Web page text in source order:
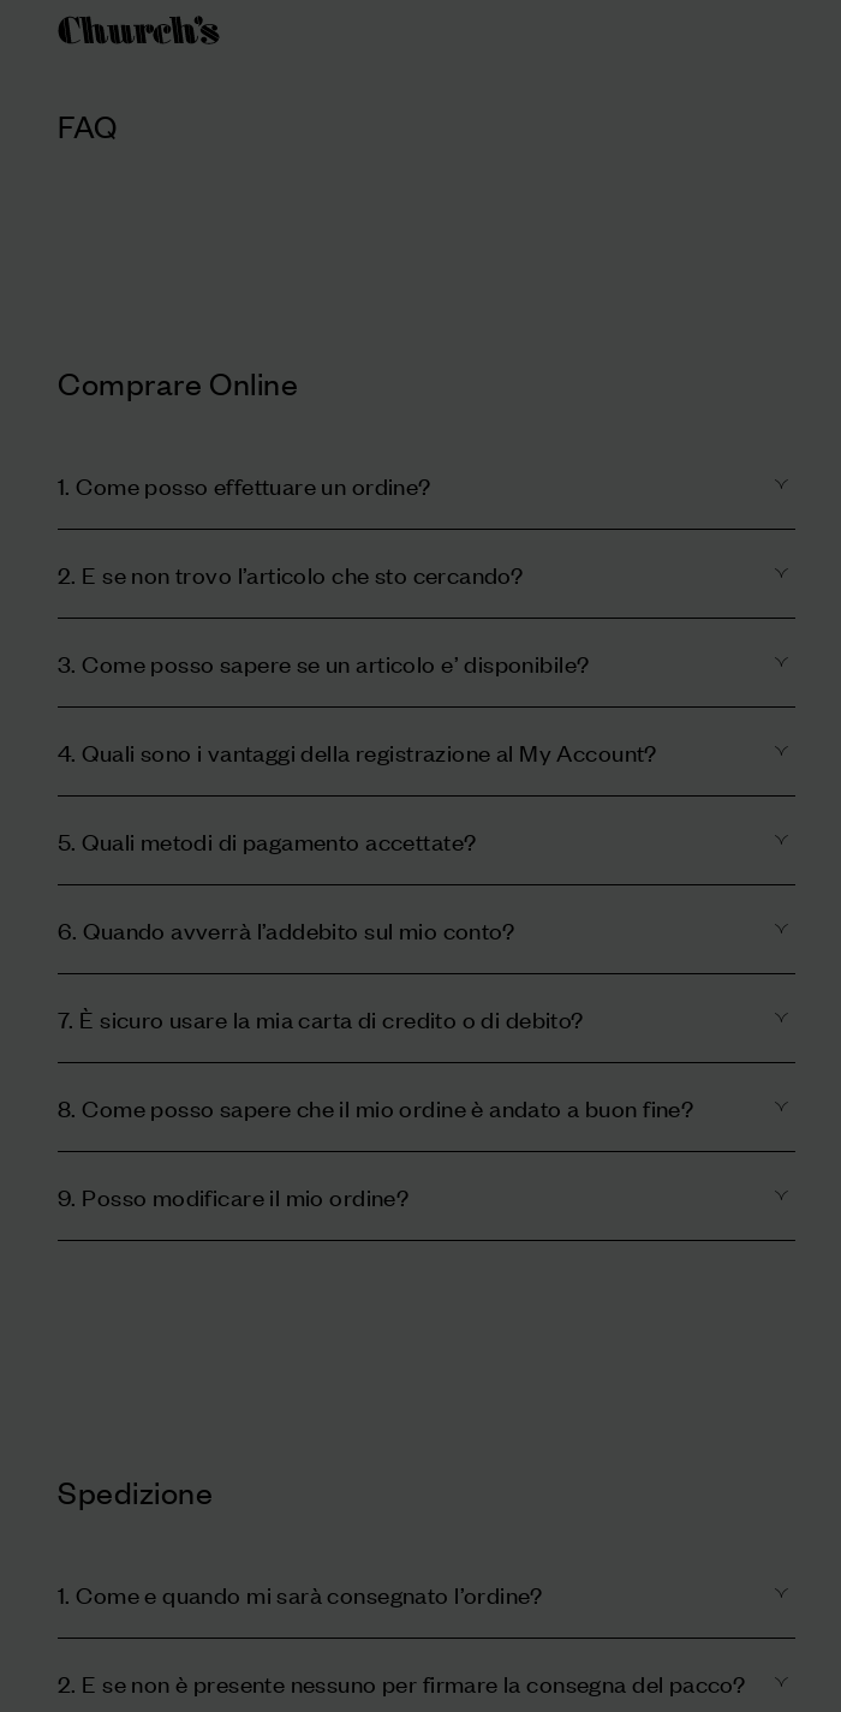
FAQ
Comprare Online
1. Come posso effettuare un ordine?
2. E se non trovo l’articolo che sto cercando?
3. Come posso sapere se un articolo e’ disponibile?
4. Quali sono i vantaggi della registrazione al My Account?
5. Quali metodi di pagamento accettate?
6. Quando avverrà l’addebito sul mio conto?
7. È sicuro usare la mia carta di credito o di debito?
8. Come posso sapere che il mio ordine è andato a buon fine?
9. Posso modificare il mio ordine?
Spedizione
1. Come e quando mi sarà consegnato l’ordine?
2. E se non è presente nessuno per firmare la consegna del pacco?